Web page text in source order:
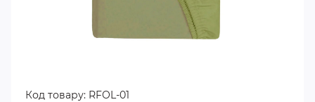
Код товару: RFOL-01